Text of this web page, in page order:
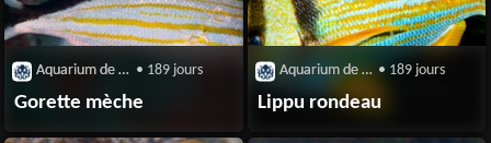
Aquarium de Biarrtiz • 189 jours
Gorette mèche
Aquarium de Biarrtiz • 189 jours
Lippu rondeau